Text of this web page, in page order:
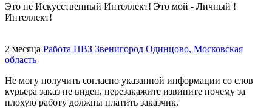
Это не Искусственный Интеллект! Это мой - Личный !
Интеллект!
2 месяца Работа ПВЗ Звенигород Одинцово, Московская
область
Не могу получить согласно указанной информации со слов
курьера заказ не виден, перезакажите извините почему за
плохую работу должны платить заказчик.